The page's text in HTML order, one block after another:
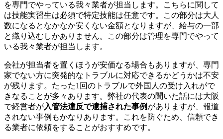
を専門でやっている我々業者が担当します。こちらに関して
は技能実習生は必須で特定技能は任意です。この部分は大人
数になるとなかなか安くない金額となりますが、給与の一部
と織り込むしかありません。この部分は管理を専門でやって
いる我々業者が担当します。
会社が担当者を置くほうが安価なる場合もありますが、専門
家でない方に突発的なトラブルに対応できるかどうかは不安
が残ります。たった1回のトラブルで外国人の受け入れがで
きなることが多々あります。弊社の代表の聞いた話には大阪
で経営者が入管法違反で逮捕された事例 がありますが、報道
されない事例もかなりあります。これを防ぐため、信頼でき
る業者に依頼をすることがおすすめです。